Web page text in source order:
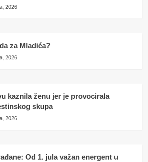
2026
za Mladića?
2026
kaznila ženu jer je provocirala
skupa
2026
Od 1. jula važan energent u